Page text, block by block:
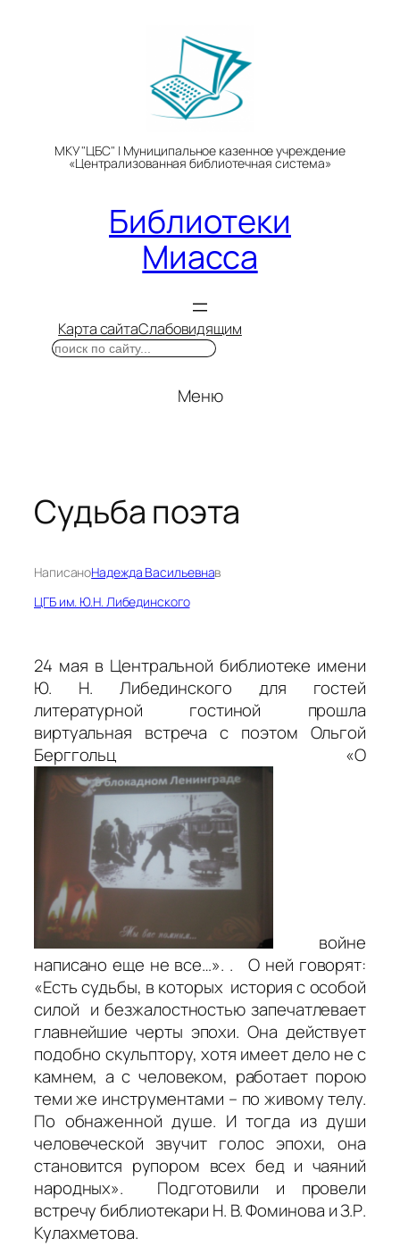
МКУ "ЦБС" | Муниципальное казенное учреждение
«Централизованная библиотечная система»
Библиотеки
Миасса
Карта сайтаСлабовидящим
Поиск
Меню
Судьба поэта
НаписаноНадежда Васильевнав
ЦГБ им. Ю.Н. Либединского
24 мая в Центральной библиотеке имени
Ю. Н. Либединского для гостей
литературной гостиной прошла
виртуальная встреча с поэтом Ольгой
Берггольц «О
войне
написано еще не все…». . О ней говорят:
«Есть судьбы, в которых история с особой
силой и безжалостностью запечатлевает
главнейшие черты эпохи. Она действует
подобно скульптору, хотя имеет дело не с
камнем, а с человеком, работает порою
теми же инструментами – по живому телу.
По обнаженной душе. И тогда из души
человеческой звучит голос эпохи, она
становится рупором всех бед и чаяний
народных». Подготовили и провели
встречу библиотекари Н. В. Фоминова и З.Р.
Кулахметова.